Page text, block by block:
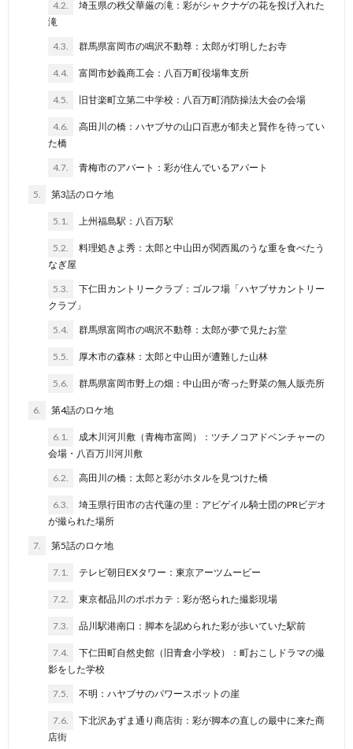
4.2.
埼玉県の秩父華厳の滝：彩がシャクナゲの花を投げ入れた
滝
4.3. 群馬県富岡市の鳴沢不動尊：太郎が灯明したお寺
4.4. 富岡市妙義商工会：八百万町役場隼支所
4.5. 旧甘楽町立第二中学校：八百万町消防操法大会の会場
4.6.
高田川の橋：ハヤブサの山口百恵が郁夫と賢作を待ってい
た橋
4.7. 青梅市のアパート：彩が住んでいるアパート
5. 第3話のロケ地
5.1. 上州福島駅：八百万駅
5.2.
料理処きよ秀：太郎と中山田が関西風のうな重を食べたう
なぎ屋
5.3.
下仁田カントリークラブ：ゴルフ場「ハヤブサカントリー
クラブ」
5.4. 群馬県富岡市の鳴沢不動尊：太郎が夢で見たお堂
5.5. 厚木市の森林：太郎と中山田が遭難した山林
5.6. 群馬県富岡市野上の畑：中山田が寄った野菜の無人販売所
6. 第4話のロケ地
6.1.
成木川河川敷（青梅市富岡）：ツチノコアドベンチャーの
会場・八百万川河川敷
6.2. 高田川の橋：太郎と彩がホタルを見つけた橋
6.3.
埼玉県行田市の古代蓮の里：アビゲイル騎士団のPRビデオ
が撮られた場所
7. 第5話のロケ地
7.1. テレビ朝日EXタワー：東京アーツムービー
7.2. 東京都品川のポポカテ：彩が怒られた撮影現場
7.3. 品川駅港南口：脚本を認められた彩が歩いていた駅前
7.4.
下仁田町自然史館（旧青倉小学校）：町おこしドラマの撮
影をした学校
7.5. 不明：ハヤブサのパワースポットの崖
7.6.
下北沢あずま通り商店街：彩が脚本の直しの最中に来た商
店街